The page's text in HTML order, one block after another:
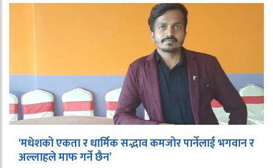
‘मधेशको एकता र धार्मिक सद्भाव कमजोर पार्नेलाई भगवान र
अल्लाहले माफ गर्ने छैन’